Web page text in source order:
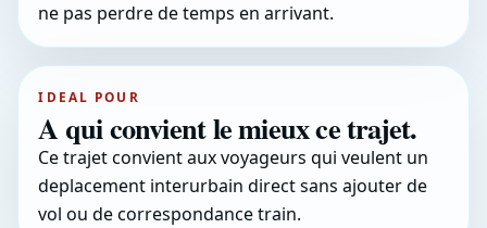
ne pas perdre de temps en arrivant.
IDEAL POUR
A qui convient le mieux ce trajet.
Ce trajet convient aux voyageurs qui veulent un
deplacement interurbain direct sans ajouter de
vol ou de correspondance train.